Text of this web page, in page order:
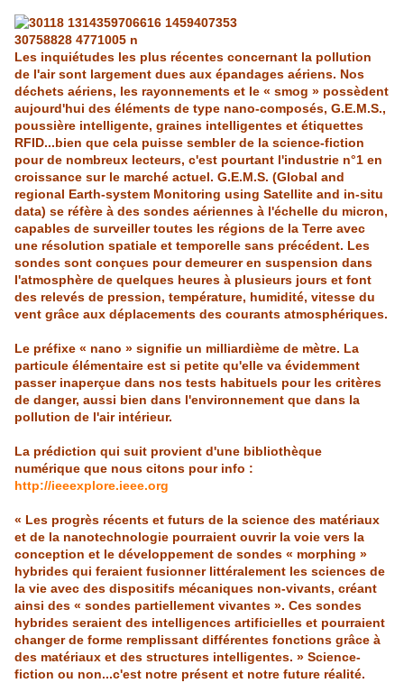
Les inquiétudes les plus récentes concernant la pollution
de l'air sont largement dues aux épandages aériens. Nos
déchets aériens, les rayonnements et le « smog » possèdent
aujourd'hui des éléments de type nano-composés, G.E.M.S.,
poussière intelligente, graines intelligentes et étiquettes
RFID...bien que cela puisse sembler de la science-fiction
pour de nombreux lecteurs, c'est pourtant l'industrie n°1 en
croissance sur le marché actuel. G.E.M.S. (Global and
regional Earth-system Monitoring using Satellite and in-situ
data) se réfère à des sondes aériennes à l'échelle du micron,
capables de surveiller toutes les régions de la Terre avec
une résolution spatiale et temporelle sans précédent. Les
sondes sont conçues pour demeurer en suspension dans
l'atmosphère de quelques heures à plusieurs jours et font
des relevés de pression, température, humidité, vitesse du
vent grâce aux déplacements des courants atmosphériques.
Le préfixe « nano » signifie un milliardième de mètre. La
particule élémentaire est si petite qu'elle va évidemment
passer inaperçue dans nos tests habituels pour les critères
de danger, aussi bien dans l'environnement que dans la
pollution de l'air intérieur.
La prédiction qui suit provient d'une bibliothèque
numérique que nous citons pour info :
http://ieeexplore.ieee.org
« Les progrès récents et futurs de la science des matériaux
et de la nanotechnologie pourraient ouvrir la voie vers la
conception et le développement de sondes « morphing »
hybrides qui feraient fusionner littéralement les sciences de
la vie avec des dispositifs mécaniques non-vivants, créant
ainsi des « sondes partiellement vivantes ». Ces sondes
hybrides seraient des intelligences artificielles et pourraient
changer de forme remplissant différentes fonctions grâce à
des matériaux et des structures intelligentes. » Science-
fiction ou non...c'est notre présent et notre future réalité.